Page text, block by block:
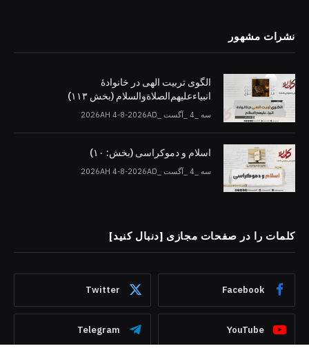
نشرات مشهور
الگوی تربیت الهی در خانوادۀ
انبیاءعلیهم‌الصلاةو‌السلام (بخش ۱۱۳)
سه _4 _آگست _2026AH 4-8-2026AD
اسلام و دموکراسی (بخش: ۱۰)
سه _4 _آگست _2026AH 4-8-2026AD
کلمات را در صفحات مجازی [دنبال کنید]
Facebook
Twitter
YouTube
Telegram